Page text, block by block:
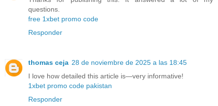
questions.
free 1xbet promo code
Responder
thomas ceja 28 de noviembre de 2025 a las 18:45
I love how detailed this article is—very informative!
1xbet promo code pakistan
Responder